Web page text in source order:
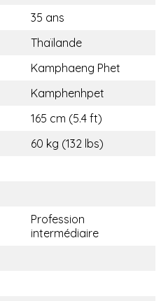
35 ans
Thaïlande
Kamphaeng Phet
Kamphenhpet
165 cm (5.4 ft)
60 kg (132 lbs)
Profession
intermédiaire